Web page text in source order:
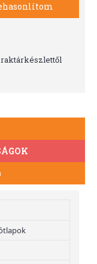
raktárkészlettől